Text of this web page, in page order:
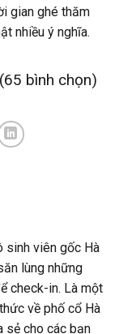
gian ghé thăm
nhiều ý nghĩa.
bình chọn)
sinh viên gốc Hà
lùng những
check-in. Là một
về phố cổ Hà
sẻ cho các bạn